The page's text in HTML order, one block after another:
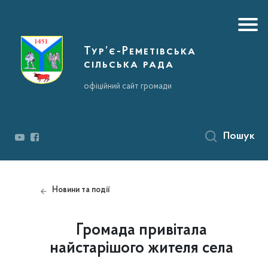
Тур’є-Реметівська
сільська рада
офіційний сайт громади
Пошук
Новини та події
Громада привітала
найстарішого жителя села